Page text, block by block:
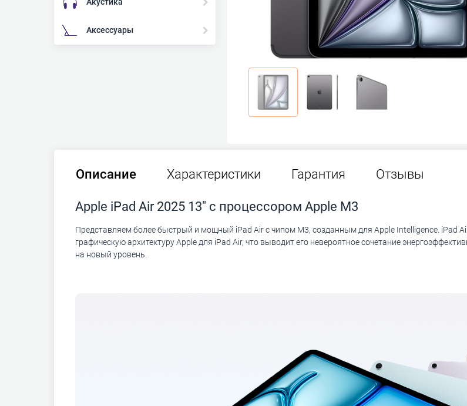
Аксессуары
Описание Характеристики Гарантия Отзывы
Apple iPad Air 2025 13" с процессором Apple M3
Представляем более быстрый и мощный iPad Air с чипом M3, созданным для Apple Intelligence. iPad
графическую архитектуру Apple для iPad Air, что выводит его невероятное сочетание
на новый уровень.